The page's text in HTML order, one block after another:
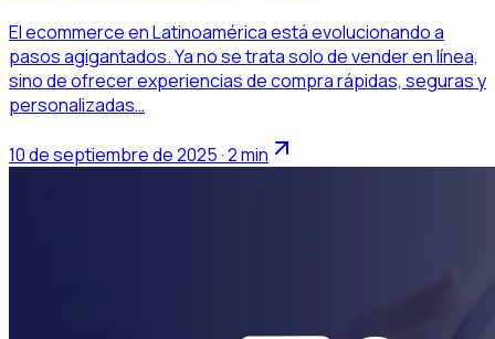
El ecommerce en Latinoamérica está evolucionando a
pasos agigantados. Ya no se trata solo de vender en línea,
sino de ofrecer experiencias de compra rápidas, seguras y
personalizadas…
10 de septiembre de 2025 · 2 min